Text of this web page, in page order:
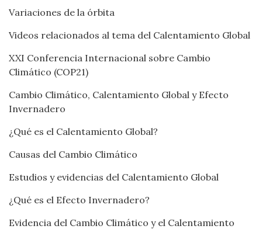
Variaciones de la órbita
Videos relacionados al tema del Calentamiento Global
XXI Conferencia Internacional sobre Cambio
Climático (COP21)
Cambio Climático, Calentamiento Global y Efecto
Invernadero
¿Qué es el Calentamiento Global?
Causas del Cambio Climático
Estudios y evidencias del Calentamiento Global
¿Qué es el Efecto Invernadero?
Evidencia del Cambio Climático y el Calentamiento